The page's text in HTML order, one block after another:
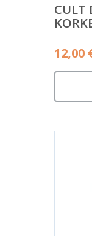
CULT
12,00